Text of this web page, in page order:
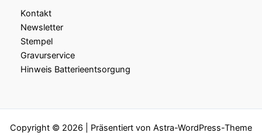
Kontakt
Newsletter
Stempel
Gravurservice
Hinweis Batterieentsorgung
Copyright © 2026 | Präsentiert von Astra-WordPress-Theme